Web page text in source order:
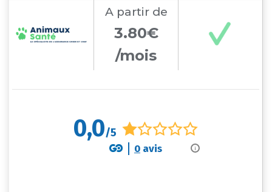
A partir de
3.80€
/mois
i
0,0/5
0 avis